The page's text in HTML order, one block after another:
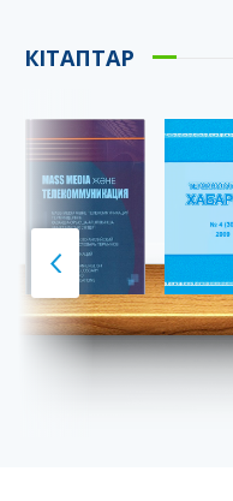
КІТАПТАР